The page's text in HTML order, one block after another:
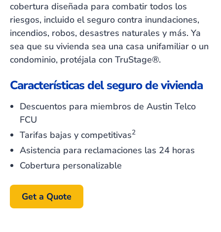
cobertura diseñada para combatir todos los
riesgos, incluido el seguro contra inundaciones,
incendios, robos, desastres naturales y más. Ya
sea que su vivienda sea una casa unifamiliar o un
condominio, protéjala con TruStage®.
Características del seguro de vivienda
Descuentos para miembros de Austin Telco
FCU
Tarifas bajas y competitivas2
Asistencia para reclamaciones las 24 horas
Cobertura personalizable
Get a Quote